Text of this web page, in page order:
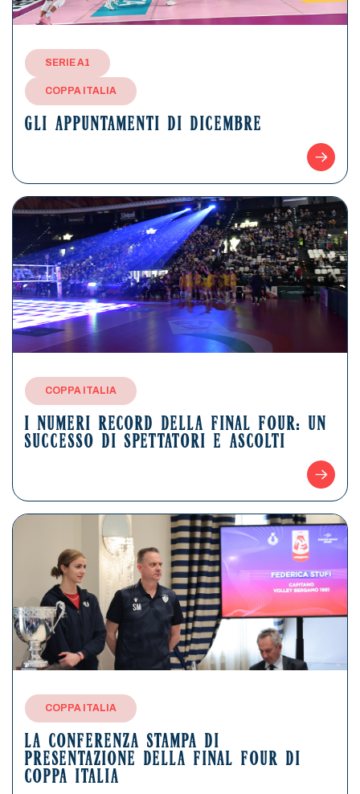
SERIE A1
COPPA ITALIA
GLI APPUNTAMENTI DI DICEMBRE
COPPA ITALIA
I NUMERI RECORD DELLA FINAL FOUR: UN
SUCCESSO DI SPETTATORI E ASCOLTI
COPPA ITALIA
LA CONFERENZA STAMPA DI
PRESENTAZIONE DELLA FINAL FOUR DI
COPPA ITALIA